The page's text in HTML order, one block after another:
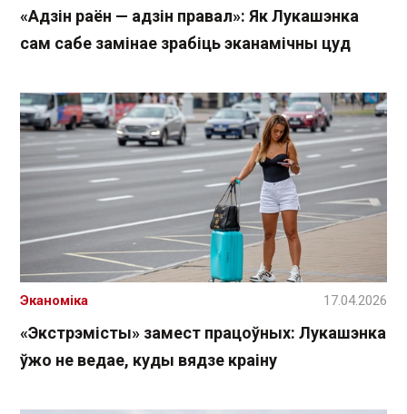
«Адзін раён — адзін правал»: Як Лукашэнка
сам сабе замінае зрабіць эканамічны цуд
«Экстрэмісты» замест працоўных: Лукашэнка
ўжо не ведае, куды вядзе краіну
Эканоміка 17.04.2026